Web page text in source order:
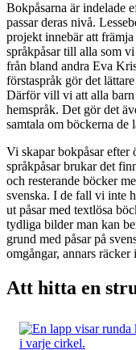
Bokpåsarna är indelade
passar deras nivå.
projekt innebär att
språkpåsar till alla som
från bland andra Eva
förstaspråk gör det
Därför vill vi att alla barn
hemspråk. Det gör det
samtala om böckerna de
Vi skapar bokpåsar efter
språkpåsar brukar det
och resterande böcker
svenska. I de fall vi inte
ut påsar med textlösa
tydliga bilder man kan
grund med påsar på
omgångar, annars
Att hitta en